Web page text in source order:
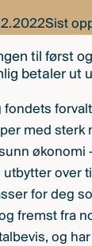
til først
betaler ut
fondets
med sterk
økonomi
over
for deg
fremst fra
og
Sist